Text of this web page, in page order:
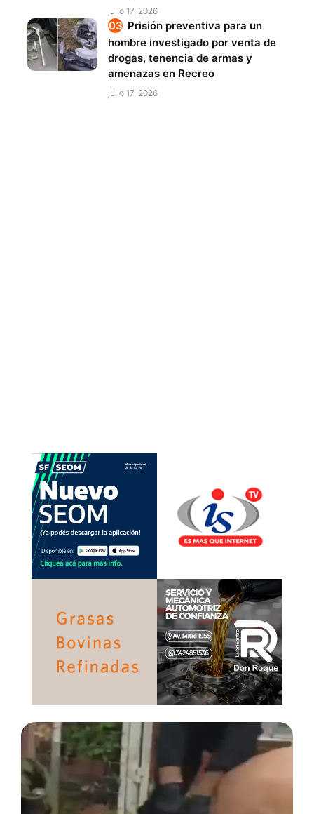
julio 17, 2026
Prisión preventiva para un
hombre investigado por venta de
drogas, tenencia de armas y
amenazas en Recreo
julio 17, 2026